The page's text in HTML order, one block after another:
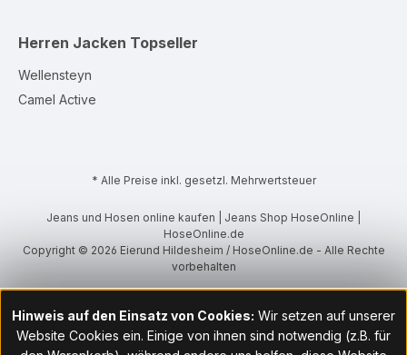
Herren Jacken Topseller
Wellensteyn
Camel Active
* Alle Preise inkl. gesetzl. Mehrwertsteuer
Jeans und Hosen online kaufen | Jeans Shop HoseOnline |
HoseOnline.de
Copyright © 2026 Eierund Hildesheim / HoseOnline.de - Alle Rechte
vorbehalten
Hinweis auf den Einsatz von Cookies: Wir setzen auf unserer
Website Cookies ein. Einige von ihnen sind notwendig (z.B. für